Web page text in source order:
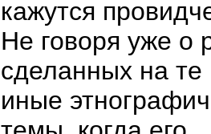
кажутся
Не говоря уже о
сделанных на те
иные